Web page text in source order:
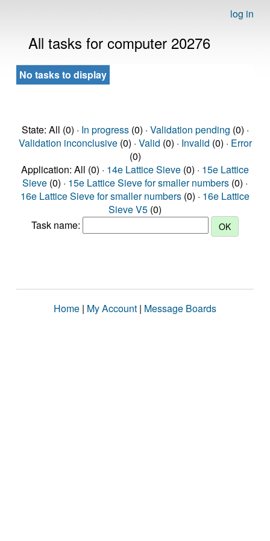
log in
All tasks for computer 20276
No tasks to display
State: All (0) · In progress(0) · Validation pending (0) ·
Validation inconclusive(0) · Valid (0) · Invalid (0) · Error
(0)
Application: All (0) · 14e Lattice Sieve (0) · 15e Lattice
Sieve (0) · 15e Lattice Sieve for smaller numbers (0) ·
16e Lattice Sieve for smaller numbers (0) · 16e Lattice
Sieve V5 (0)
Task name:
Home | My Account | Message Boards